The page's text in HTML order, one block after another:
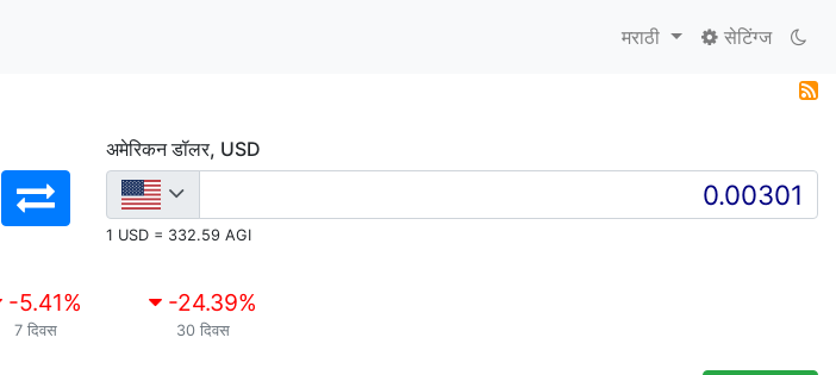
मराठी सेटिंग्ज
अमेरिकन डॉलर, USD
1 USD = 332.59 AGI
-5.41%
7 दिवस
-24.39%
30 दिवस